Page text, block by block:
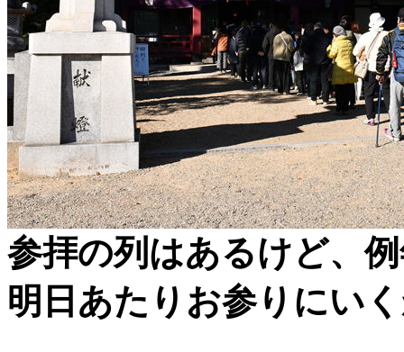
参拝の列はあるけど、
明日あたりお参りにい